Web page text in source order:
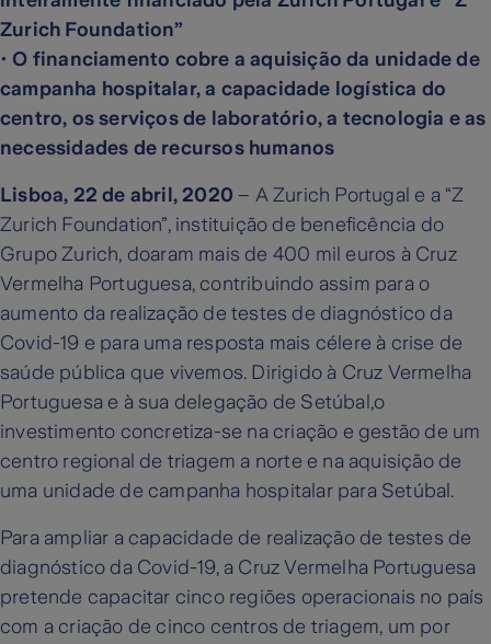
Zurich Foundation”
• O financiamento cobre a aquisição da unidade de
campanha hospitalar, a capacidade logística do
centro, os serviços de laboratório, a tecnologia e as
necessidades de recursos humanos
Lisboa, 22 de abril, 2020 – A Zurich Portugal e a “Z
Zurich Foundation”, instituição de beneficência do
Grupo Zurich, doaram mais de 400 mil euros à Cruz
Vermelha Portuguesa, contribuindo assim para o
aumento da realização de testes de diagnóstico da
Covid-19 e para uma resposta mais célere à crise de
saúde pública que vivemos. Dirigido à Cruz Vermelha
Portuguesa e à sua delegação de Setúbal,o
investimento concretiza-se na criação e gestão de um
centro regional de triagem a norte e na aquisição de
uma unidade de campanha hospitalar para Setúbal.
Para ampliar a capacidade de realização de testes de
diagnóstico da Covid-19, a Cruz Vermelha Portuguesa
pretende capacitar cinco regiões operacionais no país
com a criação de cinco centros de triagem, um por